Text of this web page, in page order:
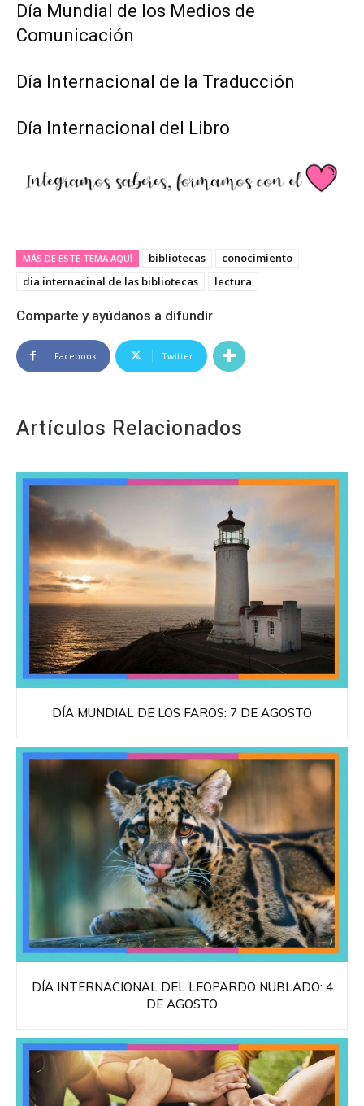
Día Mundial de los Medios de
Comunicación
Día Internacional de la Traducción
Día Internacional del Libro
MÁS DE ESTE TEMA AQUÏ bibliotecas
conocimiento
dia internacinal de las bibliotecas
lectura
Comparte y ayúdanos a difundir
Facebook Twitter
Artículos Relacionados
DÍA MUNDIAL DE LOS FAROS: 7 DE AGOSTO
DÍA INTERNACIONAL DEL LEOPARDO NUBLADO: 4
DE AGOSTO